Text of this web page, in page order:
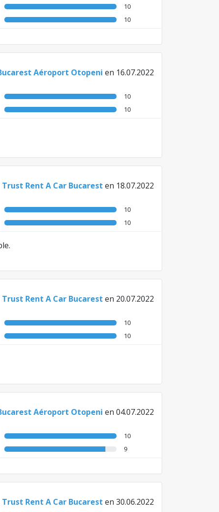
10
10
Aéroport Otopeni en 16.07.2022
10
10
Trust Rent A Car Bucarest en 18.07.2022
10
10
Trust Rent A Car Bucarest en 20.07.2022
10
10
Aéroport Otopeni en 04.07.2022
10
9
Trust Rent A Car Bucarest en 30.06.2022